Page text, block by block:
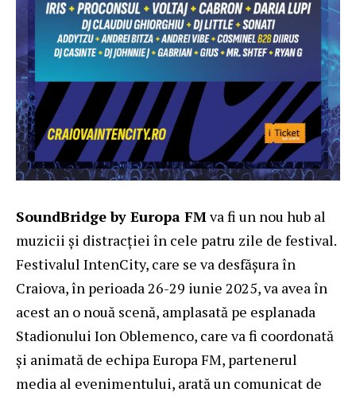
SoundBridge by Europa FMva fi un nou hub al
muzicii și distracției în cele patru zile de festival.
Festivalul IntenCity, care se va desfășura în
Craiova, în perioada 26-29 iunie 2025, va avea în
acest an o nouă scenă, amplasată pe esplanada
Stadionului Ion Oblemenco, care va fi coordonată
și animată de echipa Europa FM, partenerul
media al evenimentului, arată un comunicat de